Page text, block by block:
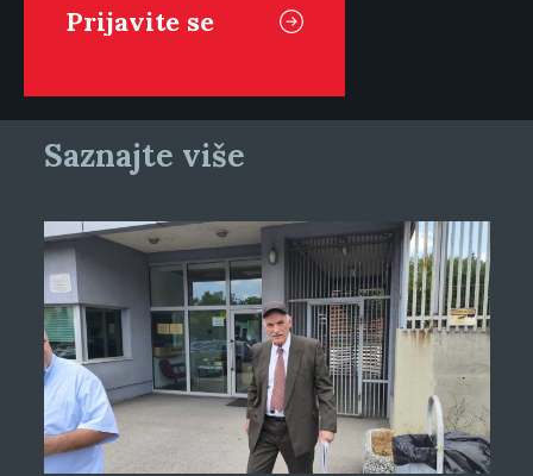
Saznajte više